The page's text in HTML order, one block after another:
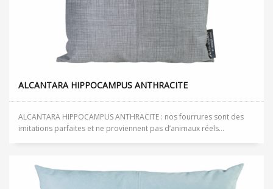
ALCANTARA HIPPOCAMPUS ANTHRACITE
ALCANTARA HIPPOCAMPUS ANTHRACITE : nos fourrures sont des
imitations parfaites et ne proviennent pas d’animaux réels...